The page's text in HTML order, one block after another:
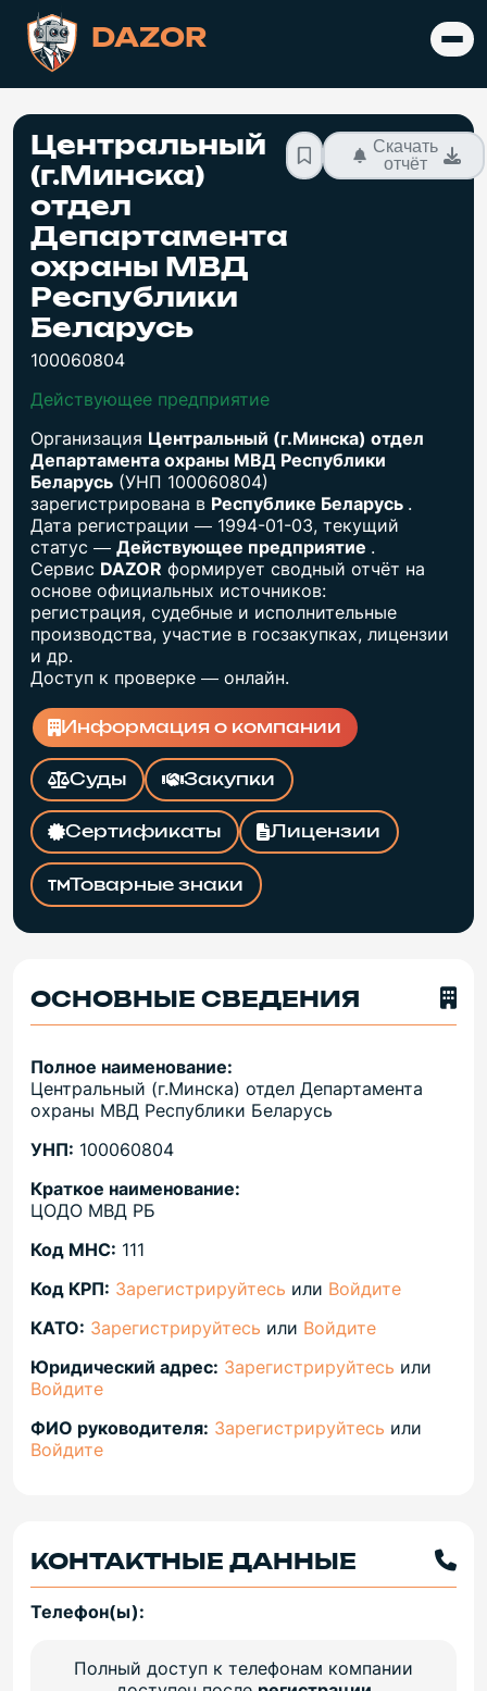
DAZOR
Центральный
(г.Минска)
отдел
Департамента
охраны МВД
Республики
Беларусь
100060804
Скачать
отчёт
Действующее предприятие
Организация Центральный (г.Минска) отдел
Департамента охраны МВД Республики
Беларусь (УНП 100060804)
зарегистрирована в Республике Беларусь .
Дата регистрации — 1994-01-03, текущий
статус — Действующее предприятие .
Сервис DAZOR формирует сводный отчёт на
основе официальных источников:
регистрация, судебные и исполнительные
производства, участие в госзакупках, лицензии
и др.
Доступ к проверке — онлайн.
Информация о компании
Суды Закупки
Сертификаты Лицензии
Товарные знаки
ОСНОВНЫЕ СВЕДЕНИЯ
Полное наименование:
Центральный (г.Минска) отдел Департамента
охраны МВД Республики Беларусь
УНП: 100060804
Краткое наименование:
ЦОДО МВД РБ
Код МНС: 111
Код КРП: Зарегистрируйтесь или Войдите
КАТО: Зарегистрируйтесь или Войдите
Юридический адрес: Зарегистрируйтесь или
Войдите
ФИО руководителя: Зарегистрируйтесь или
Войдите
КОНТАКТНЫЕ ДАННЫЕ
Телефон(ы):
Полный доступ к телефонам компании